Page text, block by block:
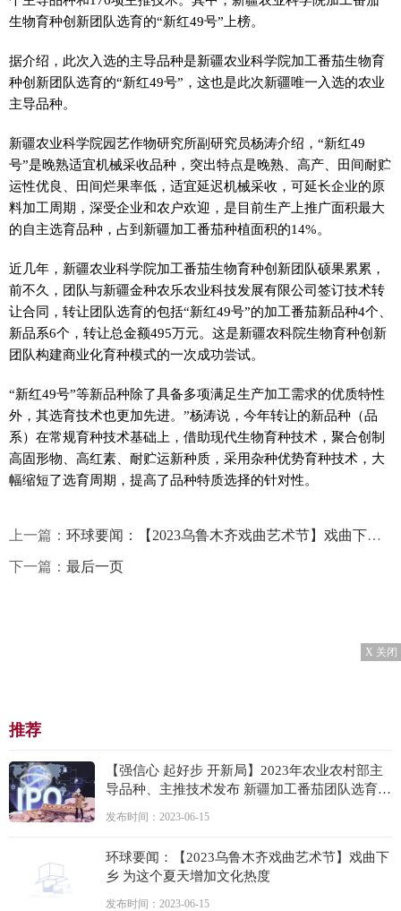
生物育种创新团队选育的“新红49号”上榜。
据介绍，此次入选的主导品种是新疆农业科学院加工番茄生物育
种创新团队选育的“新红49号”，这也是此次新疆唯一入选的农业
主导品种。
新疆农业科学院园艺作物研究所副研究员杨涛介绍，“新红49
号”是晚熟适宜机械采收品种，突出特点是晚熟、高产、田间耐贮
运性优良、田间烂果率低，适宜延迟机械采收，可延长企业的原
料加工周期，深受企业和农户欢迎，是目前生产上推广面积最大
的自主选育品种，占到新疆加工番茄种植面积的14%。
近几年，新疆农业科学院加工番茄生物育种创新团队硕果累累，
前不久，团队与新疆金种农乐农业科技发展有限公司签订技术转
让合同，转让团队选育的包括“新红49号”的加工番茄新品种4个、
新品系6个，转让总金额495万元。这是新疆农科院生物育种创新
团队构建商业化育种模式的一次成功尝试。
“新红49号”等新品种除了具备多项满足生产加工需求的优质特性
外，其选育技术也更加先进。”杨涛说，今年转让的新品种（品
系）在常规育种技术基础上，借助现代生物育种技术，聚合创制
高固形物、高红素、耐贮运新种质，采用杂种优势育种技术，大
幅缩短了选育周期，提高了品种特质选择的针对性。
上一篇： 环球要闻：【2023乌鲁木齐戏曲艺术节】戏曲下乡 为这个夏天增加文化热度
下一篇： 最后一页
X 关闭
推荐
【强信心 起好步 开新局】2023年农业农村部主
导品种、主推技术发布 新疆加工番茄团队选育
发布时间：2023-06-15
环球要闻：【2023乌鲁木齐戏曲艺术节】戏曲下
乡 为这个夏天增加文化热度
发布时间：2023-06-15